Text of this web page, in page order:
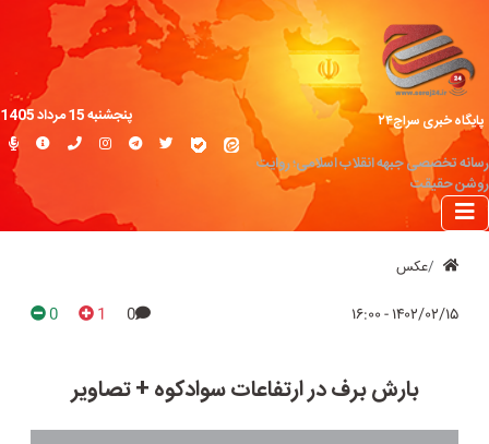
پایگاه خبری سراج۲۴
رسانه تخصصی جبهه انقلاب اسلامی؛ روایت
روشن حقیقت
پنجشنبه 15 مرداد 1405
عکس
۱۴۰۲/۰۲/۱۵ - ۱۶:۰۰ 0
1
0
بارش برف در ارتفاعات سوادکوه + تصاویر